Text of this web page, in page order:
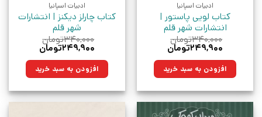
ادبیات اسپانیا
کتاب لویی پاستور |
انتشارات شهر قلم
۳۴۰,۰۰۰تومان
قیمت
۳۴۰,۰۰۰تومان
بود.
۲۴۹,۹۰۰تومان
۲۴۹,۹۰۰تومان.افزودن به سبد خرید
ادبیات اسپانیا
کتاب چارلز دیکنز | انتشارات
شهر قلم
۳۴۰,۰۰۰تومان
قیمت
۳۴۰,۰۰۰تومان
بود.
۲۴۹,۹۰۰تومان
۲۴۹,۹۰۰تومان.افزودن به سبد خرید